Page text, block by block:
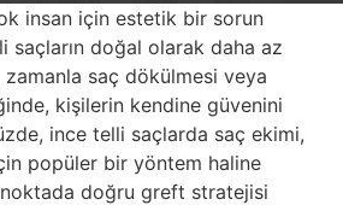
insan için estetik bir sorun
saçların doğal olarak daha az
zamanla saç dökülmesi veya
kişilerin kendine güvenini
ince telli saçlarda saç ekimi,
popüler bir yöntem haline
doğru greft stratejisi